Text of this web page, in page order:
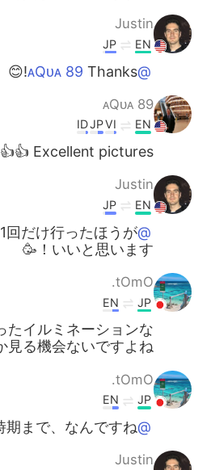
Justin
EN
JP
@ᴀQᴜᴀ 89
Thanks!😊
ᴀQᴜᴀ 89
EN
VI
JP
ID
Excellent pictures 👍👍
Justin
EN
JP
@tOmO.
回だけ行ったほうが
いいと思います！🥳
tOmO.
JP
EN
たイルミネーションな
見る機会ないですよね
tOmO.
JP
EN
@Justin
まで、なんですね🥺
Justin